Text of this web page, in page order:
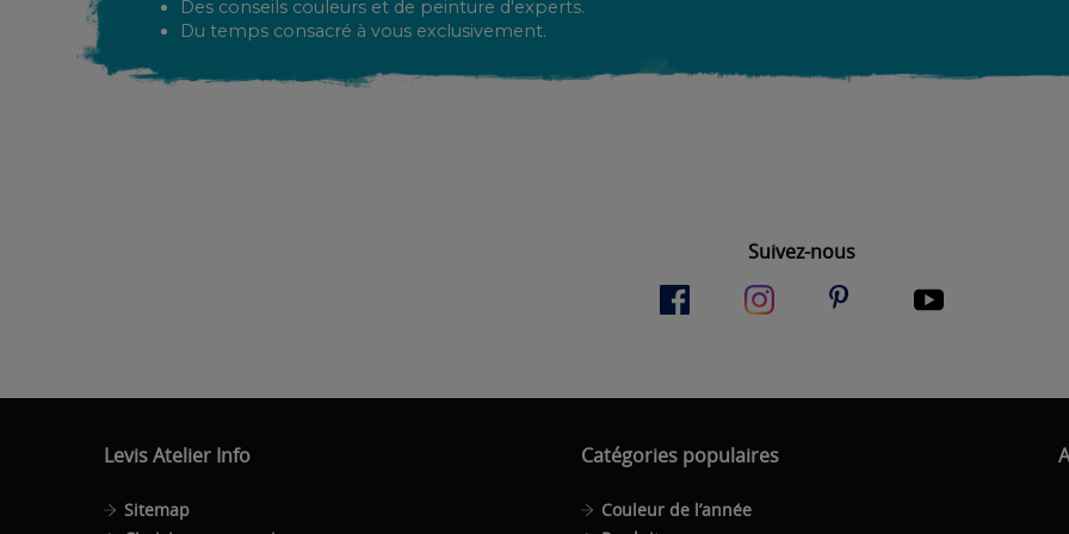
Des conseils couleurs et de peinture d'experts.
Du temps consacré à vous exclusivement.
Suivez-nous
Levis Atelier Info
Sitemap
Catégories populaires
Couleur de l’année